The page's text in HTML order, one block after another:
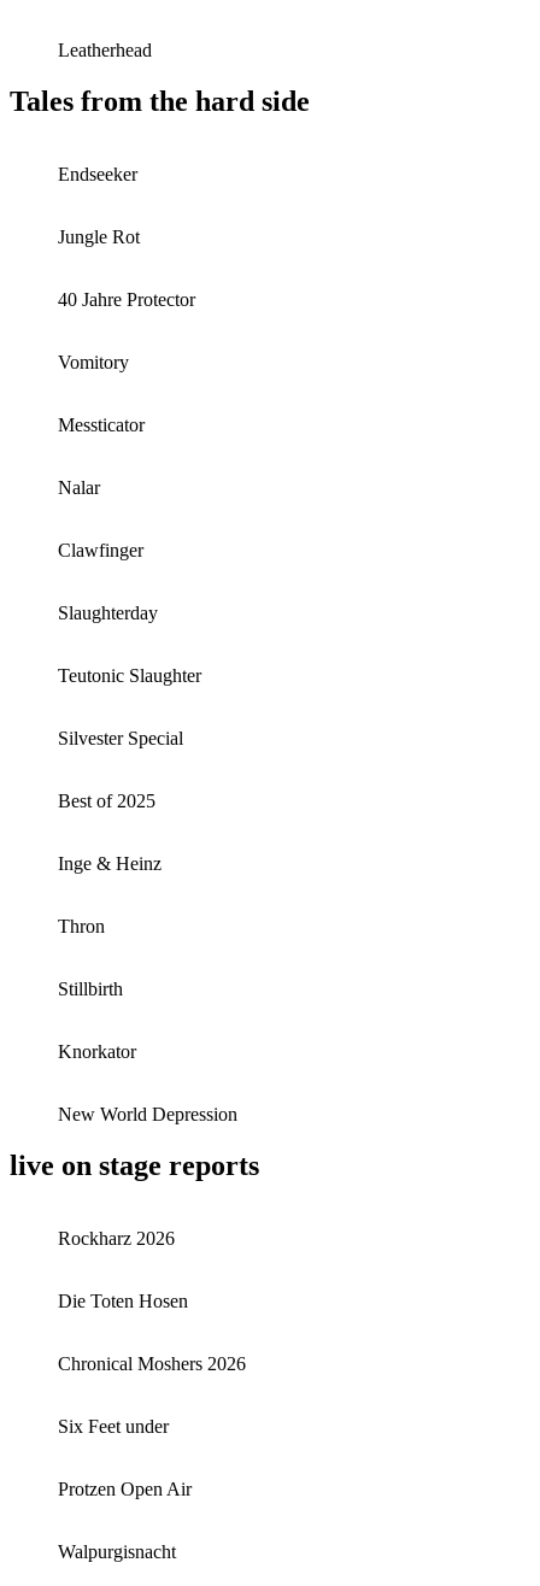
Leatherhead
Tales from the hard side
Endseeker
Jungle Rot
40 Jahre Protector
Vomitory
Messticator
Nalar
Clawfinger
Slaughterday
Teutonic Slaughter
Silvester Special
Best of 2025
Inge & Heinz
Thron
Stillbirth
Knorkator
New World Depression
live on stage reports
Rockharz 2026
Die Toten Hosen
Chronical Moshers 2026
Six Feet under
Protzen Open Air
Walpurgisnacht